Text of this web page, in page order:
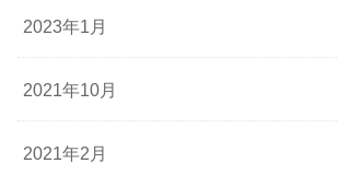
2023年1月
2021年10月
2021年2月